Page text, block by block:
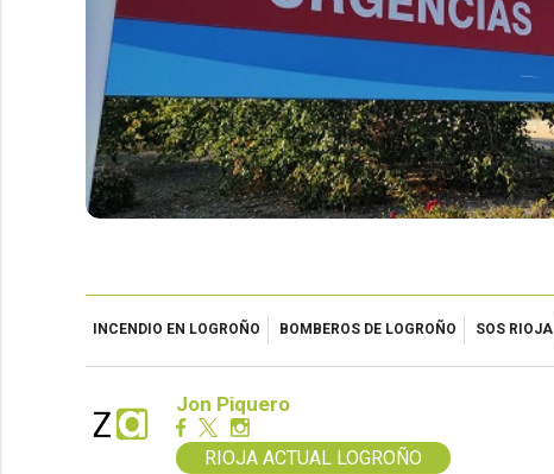
INCENDIO EN LOGROÑO BOMBEROS DE LOGROÑO SOS RIOJA
Jon Piquero
RIOJA ACTUAL LOGROÑO